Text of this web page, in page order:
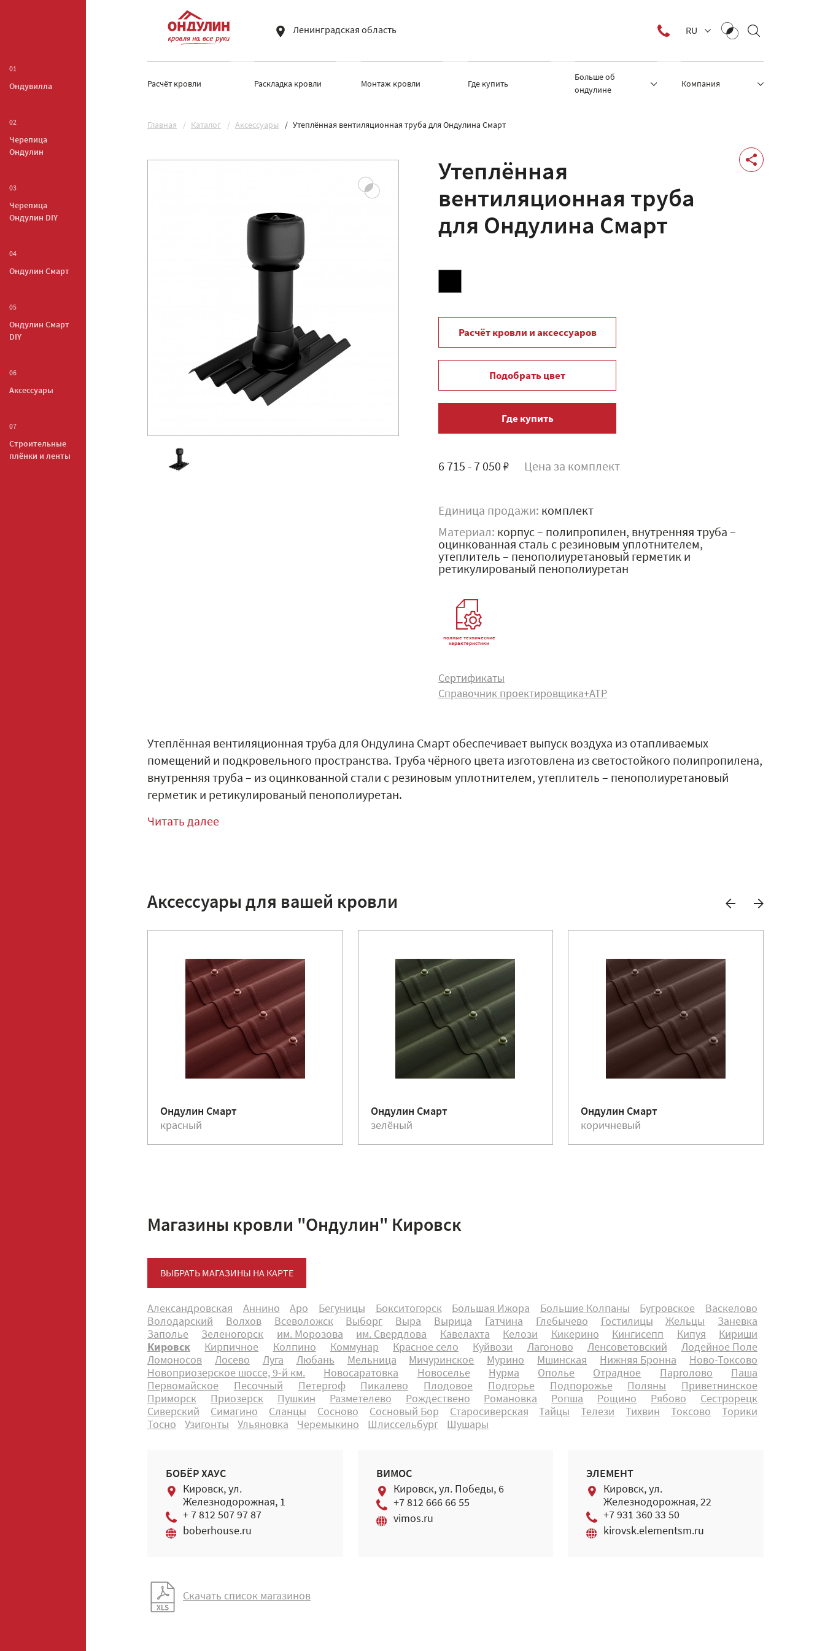
01
Ондувилла
02
Черепица
Ондулин
03
Черепица
Ондулин DIY
04
Ондулин Смарт
05
Ондулин Смарт
DIY
06
Аксессуары
07
Строительные
плёнки и ленты
Ленинградская область RU
Расчёт кровли Раскладка кровли Монтаж кровли Где купить
Больше об
ондулине
Компания
Главная Каталог Аксессуары Утеплённая вентиляционная труба для Ондулина Смарт
Утеплённая
вентиляционная труба
для Ондулина Смарт
Расчёт кровли и аксессуаров
Подобрать цвет
Где купить
6 715 - 7 050 ₽ Цена за комплект
Единица продажи: комплект
Материал: корпус – полипропилен, внутренняя труба –
оцинкованная сталь с резиновым уплотнителем,
утеплитель – пенополиуретановый герметик и
ретикулированый пенополиуретан
полные технические
характеристики
Сертификаты
Справочник проектировщика+АТР
Утеплённая вентиляционная труба для Ондулина Смарт обеспечивает выпуск воздуха из отапливаемых
помещений и подкровельного пространства. Труба чёрного цвета изготовлена из светостойкого полипропилена,
внутренняя труба – из оцинкованной стали с резиновым уплотнителем, утеплитель – пенополиуретановый
герметик и ретикулированый пенополиуретан.
Читать далее
Аксессуары для вашей кровли
Ондулин Смарт
красный
Ондулин Смарт
зелёный
Ондулин Смарт
коричневый
Магазины кровли "Ондулин" Кировск
ВЫБРАТЬ МАГАЗИНЫ НА КАРТЕ
Александровская Аннино Аро Бегуницы Бокситогорск Большая Ижора Большие Колпаны Бугровское
Васкелово
Володарский
Волхов Всеволожск Выборг Выра Вырица Гатчина Глебычево Гостилицы Жельцы
Заневка
Заполье
Зеленогорск им. Морозова им. Свердлова Кавелахта Келози Кикерино Кингисепп Кипуя
Кириши
Кировск
Кирпичное Колпино Коммунар Красное село Куйвози Лагоново Ленсоветовский
Лодейное Поле
Ломоносов
Лосево Луга Любань Мельница Мичуринское Мурино Мшинская Нижняя Бронна
Ново-Токсово
Новоприозерское шоссе, 9-й км.
Новосаратовка Новоселье Нурма Ополье Отрадное Парголово
Паша
Первомайское
Песочный Петергоф Пикалево Плодовое Подгорье Подпорожье Поляны
Приветнинское
Приморск
Приозерск Пушкин Разметелево Рождествено Романовка Ропша Рощино Рябово
Сестрорецк
Сиверский
Симагино Сланцы Сосново Сосновый Бор Старосиверская Тайцы Телези Тихвин Токсово
Торики
Тосно
Узигонты Ульяновка Черемыкино Шлиссельбург Шушары
БОБЁР ХАУС
Кировск, ул.
Железнодорожная, 1
+ 7 812 507 97 87
boberhouse.ru
ВИМОС
Кировск, ул. Победы, 6
+7 812 666 66 55
vimos.ru
ЭЛЕМЕНТ
Кировск, ул.
Железнодорожная, 22
+7 931 360 33 50
kirovsk.elementsm.ru
Скачать список магазинов